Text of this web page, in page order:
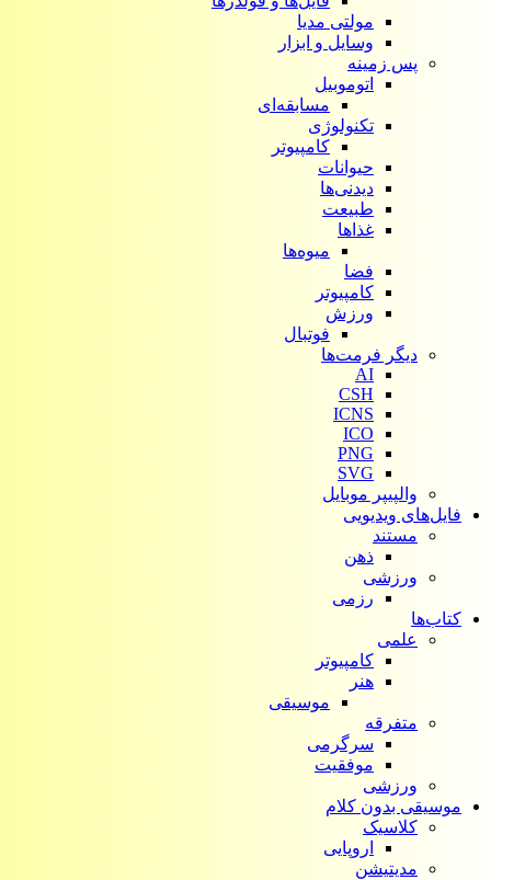
مولتی مدیا
وسایل و ابزار
پس زمینه
اتوموبیل
مسابقه‌ای
تکنولوژی
کامپیوتر
حیوانات
دیدنی‌ها
طبیعت
غذاها
میوه‌ها
فضا
کامپیوتر
ورزش
فوتبال
دیگر فرمت‌ها
AI
CSH
ICNS
ICO
PNG
SVG
والپیپر موبایل
فایل‌های ویدیویی
مستند
ذهن
ورزشی
رزمی
کتاب‌ها
علمی
کامپیوتر
هنر
موسیقی
متفرقه
سرگرمی
موفقیت
ورزشی
موسیقی بدون کلام
کلاسیک
اروپایی
مدیتیشن